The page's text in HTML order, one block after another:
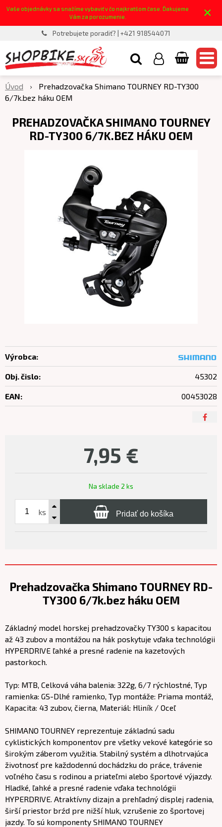
Vaše objednávky sa snažíme vybaviť v čo najkratšom čase. Ďakujeme
Vám za porozumenie.
×
Potrebujete poradiť? | +421 918544071
Úvod
Prehadzovačka Shimano TOURNEY RD-TY300
6/7k.bez háku OEM
PREHADZOVAČKA SHIMANO TOURNEY
RD-TY300 6/7K.BEZ HÁKU OEM
7,95 €
Na sklade 2 ks
ks Pridať do košíka
Výrobca:
Obj. čislo: 45302
EAN: 00453028
Prehadzovačka Shimano TOURNEY RD-
TY300 6/7k.bez háku OEM
Základný model horskej prehadzovačky TY300 s kapacitou
až 43 zubov a montážou na hák poskytuje vďaka technológii
HYPERDRIVE ľahké a presné radenie na kazetových
pastorkoch.
Typ: MTB, Celková váha balenia: 322g, 6/7 rýchlostné, Typ
ramienka: GS-Dlhé ramienko, Typ montáže: Priama montáž,
Kapacita: 43 zubov, čierna, Materiál: Hliník / Oceľ
SHIMANO TOURNEY reprezentuje základnú sadu
cyklistických komponentov pre všetky vekové kategórie so
širokým záberom využitia. Stabilný systém a dlhotrvajúca
životnosť pre každodennú dochádzku do práce, trávenie
voľného času s rodinou a priateľmi alebo športové výjazdy.
Hladké, ľahké a presné radenie vďaka technológii
HYPERDRIVE. Atraktívny dizajn a prehľadný displej radenia,
širší priestor brźd pre nižší hluk, vzrušenie zo športovej
jazdy. To sú komponenty SHIMANO TOURNEY